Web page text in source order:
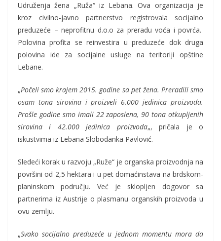
Udruženja žena „Ruža“ iz Lebana. Ova organizacija je
kroz civilno-javno partnerstvo registrovala socijalno
preduzeće – neprofitnu d.o.o za preradu voća i povrća.
Polovina profita se reinvestira u preduzeće dok druga
polovina ide za socijalne usluge na teritoriji opštine
Lebane.
„Počeli smo krajem 2015. godine sa pet žena. Preradili smo
osam tona sirovina i proizveli 6.000 jedinica proizvoda.
Prošle godine smo imali 22 zaposlena, 90 tona otkupljenih
sirovina i 42.000 jedinica proizvoda„, pričala je o
iskustvima iz Lebana Slobodanka Pavlović.
Sledeći korak u razvoju „Ruže“ je organska proizvodnja na
površini od 2,5 hektara i u pet domaćinstava na brdskom-
planinskom području. Već je sklopljen dogovor sa
partnerima iz Austrije o plasmanu organskih proizvoda u
ovu zemlju.
„Svako socijalno preduzeće u jednom momentu mora da